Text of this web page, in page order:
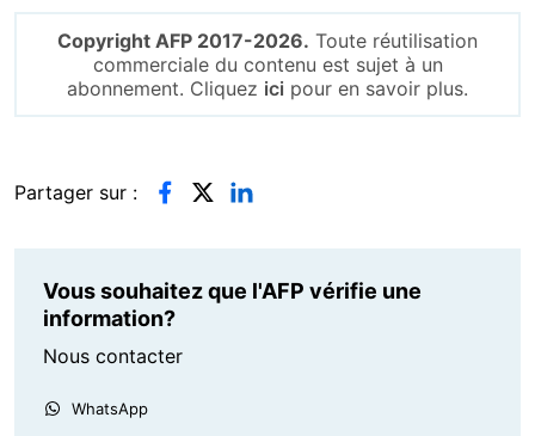
Copyright AFP 2017-2026. Toute réutilisation
commerciale du contenu est sujet à un
abonnement. Cliquez ici pour en savoir plus.
Partager sur :
Vous souhaitez que l'AFP vérifie une
information?
Nous contacter
WhatsApp